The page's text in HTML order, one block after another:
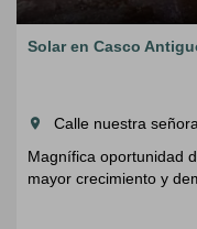
Solar en Casco
room
Calle nuestra
Magnífica oportunidad
mayor crecimiento y